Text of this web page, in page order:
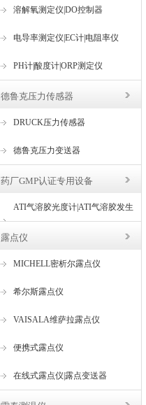
溶解氧测定仪|DO控制器
电导率测定仪|EC计|电阻率仪
PH计|酸度计|ORP测定仪
德鲁克压力传感器
DRUCK压力传感器
德鲁克压力变送器
药厂GMP认证专用设备
ATI气溶胶光度计|ATI气溶胶发生
器
露点仪
MICHELL密析尔露点仪
希尔斯露点仪
VAISALA维萨拉露点仪
便携式露点仪
在线式露点仪|露点变送器